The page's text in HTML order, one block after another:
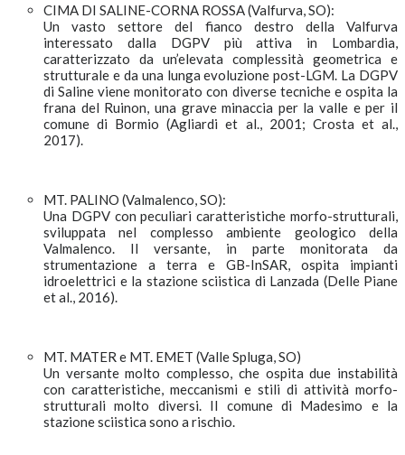
CIMA DI SALINE-CORNA ROSSA (Valfurva, SO):
Un vasto settore del fianco destro della Valfurva
interessato dalla DGPV più attiva in Lombardia,
caratterizzato da un’elevata complessità geometrica e
strutturale e da una lunga evoluzione post-LGM. La DGPV
di Saline viene monitorato con diverse tecniche e ospita la
frana del Ruinon, una grave minaccia per la valle e per il
comune di Bormio (Agliardi et al., 2001; Crosta et al.,
2017).
MT. PALINO (Valmalenco, SO):
Una DGPV con peculiari caratteristiche morfo-strutturali,
sviluppata nel complesso ambiente geologico della
Valmalenco. Il versante, in parte monitorata da
strumentazione a terra e GB-InSAR, ospita impianti
idroelettrici e la stazione sciistica di Lanzada (Delle Piane
et al., 2016).
MT. MATER e MT. EMET (Valle Spluga, SO)
Un versante molto complesso, che ospita due instabilità
con caratteristiche, meccanismi e stili di attività morfo-
strutturali molto diversi. Il comune di Madesimo e la
stazione sciistica sono a rischio.